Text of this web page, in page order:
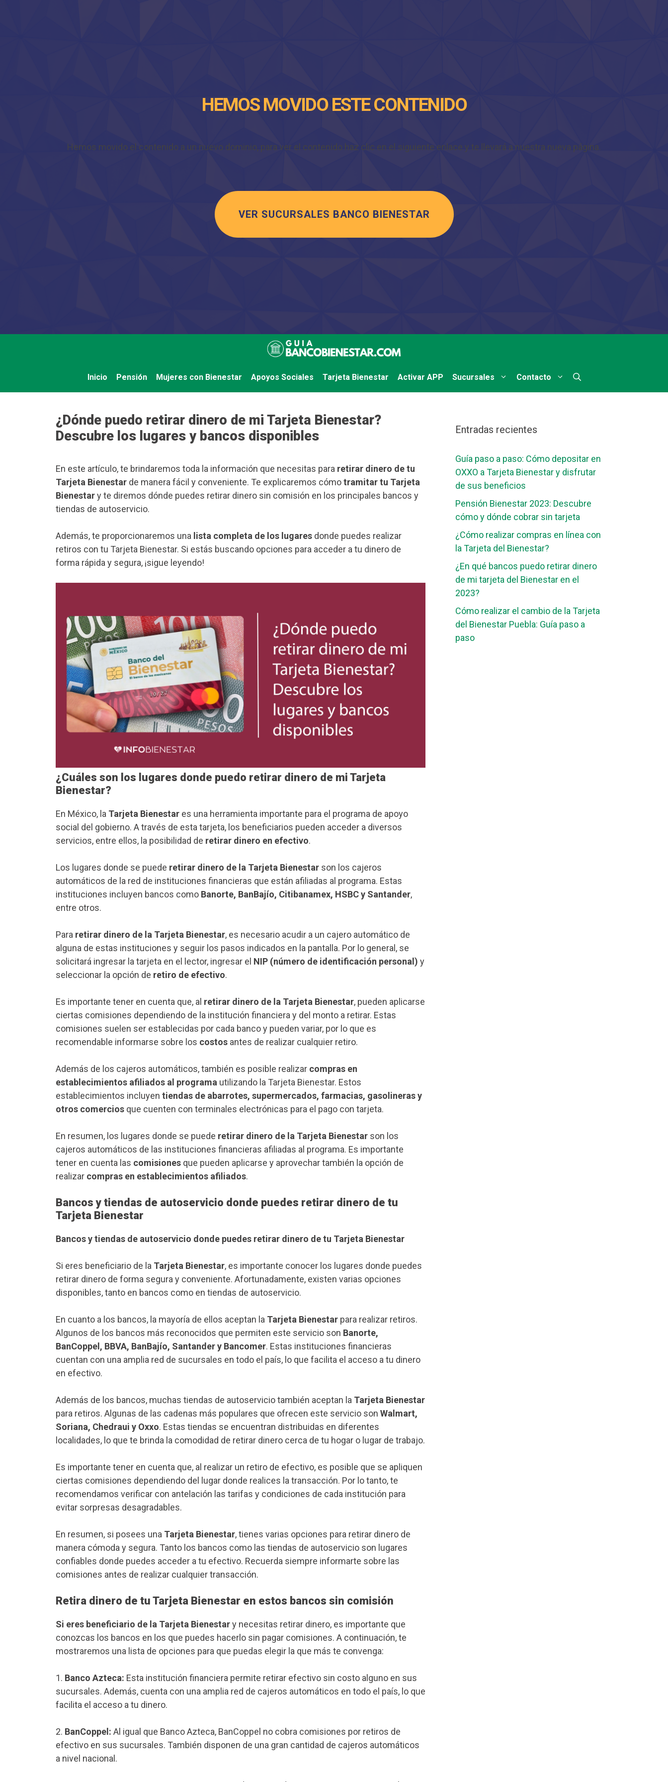
HEMOS MOVIDO ESTE CONTENIDO
Hemos movido el contenido a un nuevo dominio, para ver el contenido haz clic en el siguiente enlace y te llevará a nuestra nueva página.
VER SUCURSALES BANCO BIENESTAR
Inicio Pensión Mujeres con Bienestar Apoyos Sociales Tarjeta Bienestar Activar APP Sucursales Contacto
¿Dónde puedo retirar dinero de mi Tarjeta Bienestar?
Descubre los lugares y bancos disponibles
En este artículo, te brindaremos toda la información que necesitas para retirar dinero de tu
Tarjeta Bienestar de manera fácil y conveniente. Te explicaremos cómotramitar tu Tarjeta
Bienestary te diremos dónde puedes retirar dinero sin comisión en los principales bancos y
tiendas de autoservicio.
Además, te proporcionaremos una lista completa de los lugares donde puedes realizar
retiros con tu Tarjeta Bienestar. Si estás buscando opciones para acceder a tu dinero de
forma rápida y segura, ¡sigue leyendo!
¿Cuáles son los lugares donde puedo retirar dinero de mi Tarjeta
Bienestar?
En México, la Tarjeta Bienestar es una herramienta importante para el programa de apoyo
social del gobierno. A través de esta tarjeta, los beneficiarios pueden acceder a diversos
servicios, entre ellos, la posibilidad de retirar dinero en efectivo.
Los lugares donde se puede retirar dinero de la Tarjeta Bienestar son los cajeros
automáticos de la red de instituciones financieras que están afiliadas al programa. Estas
instituciones incluyen bancos como Banorte, BanBajío, Citibanamex, HSBC y Santander,
entre otros.
Para retirar dinero de la Tarjeta Bienestar, es necesario acudir a un cajero automático de
alguna de estas instituciones y seguir los pasos indicados en la pantalla. Por lo general, se
solicitará ingresar la tarjeta en el lector, ingresar el NIP (número de identificación personal) y
seleccionar la opción de retiro de efectivo.
Es importante tener en cuenta que, al retirar dinero de la Tarjeta Bienestar, pueden aplicarse
ciertas comisiones dependiendo de la institución financiera y del monto a retirar. Estas
comisiones suelen ser establecidas por cada banco y pueden variar, por lo que es
recomendable informarse sobre los costos antes de realizar cualquier retiro.
Además de los cajeros automáticos, también es posible realizar compras en
establecimientos afiliados al programa utilizando la Tarjeta Bienestar. Estos
establecimientos incluyen tiendas de abarrotes, supermercados, farmacias, gasolineras y
otros comercios que cuenten con terminales electrónicas para el pago con tarjeta.
En resumen, los lugares donde se puede retirar dinero de la Tarjeta Bienestar son los
cajeros automáticos de las instituciones financieras afiliadas al programa. Es importante
tener en cuenta las comisiones que pueden aplicarse y aprovechar también la opción de
realizar compras en establecimientos afiliados.
Bancos y tiendas de autoservicio donde puedes retirar dinero de tu
Tarjeta Bienestar
Bancos y tiendas de autoservicio donde puedes retirar dinero de tu Tarjeta Bienestar
Si eres beneficiario de la Tarjeta Bienestar, es importante conocer los lugares donde puedes
retirar dinero de forma segura y conveniente. Afortunadamente, existen varias opciones
disponibles, tanto en bancos como en tiendas de autoservicio.
En cuanto a los bancos, la mayoría de ellos aceptan la Tarjeta Bienestar para realizar retiros.
Algunos de los bancos más reconocidos que permiten este servicio son Banorte,
BanCoppel, BBVA, BanBajío, Santander y Bancomer. Estas instituciones financieras
cuentan con una amplia red de sucursales en todo el país, lo que facilita el acceso a tu dinero
en efectivo.
Además de los bancos, muchas tiendas de autoservicio también aceptan la Tarjeta Bienestar
para retiros. Algunas de las cadenas más populares que ofrecen este servicio son Walmart,
Soriana, Chedraui y Oxxo. Estas tiendas se encuentran distribuidas en diferentes
localidades, lo que te brinda la comodidad de retirar dinero cerca de tu hogar o lugar de trabajo.
Es importante tener en cuenta que, al realizar un retiro de efectivo, es posible que se apliquen
ciertas comisiones dependiendo del lugar donde realices la transacción. Por lo tanto, te
recomendamos verificar con antelación las tarifas y condiciones de cada institución para
evitar sorpresas desagradables.
En resumen, si posees una Tarjeta Bienestar, tienes varias opciones para retirar dinero de
manera cómoda y segura. Tanto los bancos como las tiendas de autoservicio son lugares
confiables donde puedes acceder a tu efectivo. Recuerda siempre informarte sobre las
comisiones antes de realizar cualquier transacción.
Retira dinero de tu Tarjeta Bienestar en estos bancos sin comisión
Si eres beneficiario de la Tarjeta Bienestary necesitas retirar dinero, es importante que
conozcas los bancos en los que puedes hacerlo sin pagar comisiones. A continuación, te
mostraremos una lista de opciones para que puedas elegir la que más te convenga:
1. Banco Azteca: Esta institución financiera permite retirar efectivo sin costo alguno en sus
sucursales. Además, cuenta con una amplia red de cajeros automáticos en todo el país, lo que
facilita el acceso a tu dinero.
2. BanCoppel: Al igual que Banco Azteca, BanCoppel no cobra comisiones por retiros de
efectivo en sus sucursales. También disponen de una gran cantidad de cajeros automáticos
a nivel nacional.
Entradas recientes
Guía paso a paso: Cómo depositar en
OXXO a Tarjeta Bienestar y disfrutar
de sus beneficios
Pensión Bienestar 2023: Descubre
cómo y dónde cobrar sin tarjeta
¿Cómo realizar compras en línea con
la Tarjeta del Bienestar?
¿En qué bancos puedo retirar dinero
de mi tarjeta del Bienestar en el
2023?
Cómo realizar el cambio de la Tarjeta
del Bienestar Puebla: Guía paso a
paso